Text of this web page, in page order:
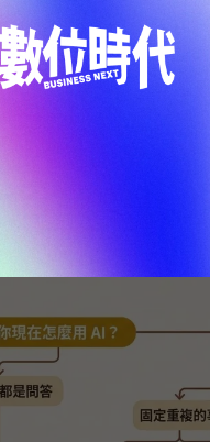
流程工具更穩定、
規劃方案、處理
雲端，花錢省事
上）